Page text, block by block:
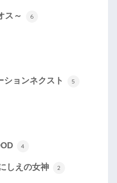
ス～ 6
ションネクスト 5
4
しえの女神 2